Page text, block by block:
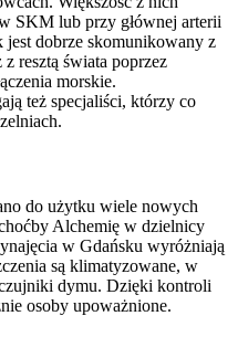
SKM lub przy głównej arterii
dobrze skomunikowany z
resztą świata poprzez
morskie.
też specjaliści, którzy co
do użytku wiele nowych
Alchemię w dzielnicy
w Gdańsku wyróżniają
są klimatyzowane, w
dymu. Dzięki kontroli
osoby upoważnione.